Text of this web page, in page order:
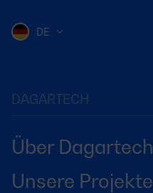
DAGARTECH
Über Dagartech
Unsere Projekte
DE